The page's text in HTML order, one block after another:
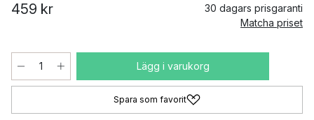
459 kr
30 dagars prisgaranti
Matcha priset
Lägg i varukorg
Spara som favorit